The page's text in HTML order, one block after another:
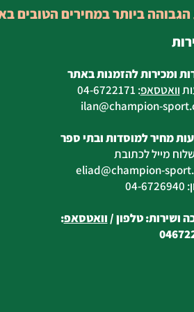
ומכירות להזמנות באתר
וואטסאפ:
04-6722171
@champion-
מחיר למוסדות ובתי ספר
מייל לכתובת
eliad@champion-
ושירות: טלפון /וואטסאפ:
הגבוהה ביותר במחירים